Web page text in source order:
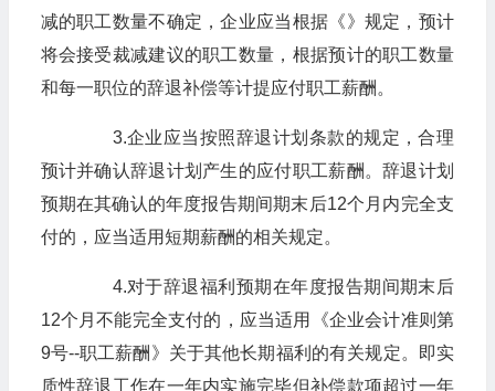
减的职工数量不确定，企业应当根据《》规定，预计
将会接受裁减建议的职工数量，根据预计的职工数量
和每一职位的辞退补偿等计提应付职工薪酬。
3.企业应当按照辞退计划条款的规定，合理
预计并确认辞退计划产生的应付职工薪酬。辞退计划
预期在其确认的年度报告期间期末后12个月内完全支
付的，应当适用短期薪酬的相关规定。
4.对于辞退福利预期在年度报告期间期末后
12个月不能完全支付的，应当适用《企业会计准则第
9号--职工薪酬》关于其他长期福利的有关规定。即实
质性辞退工作在一年内实施完毕但补偿款项超过一年